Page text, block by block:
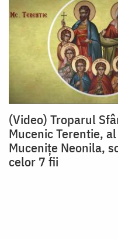
(Video) Troparul
Mucenic Terentie,
Mucenițe Neonila,
celor 7 fii